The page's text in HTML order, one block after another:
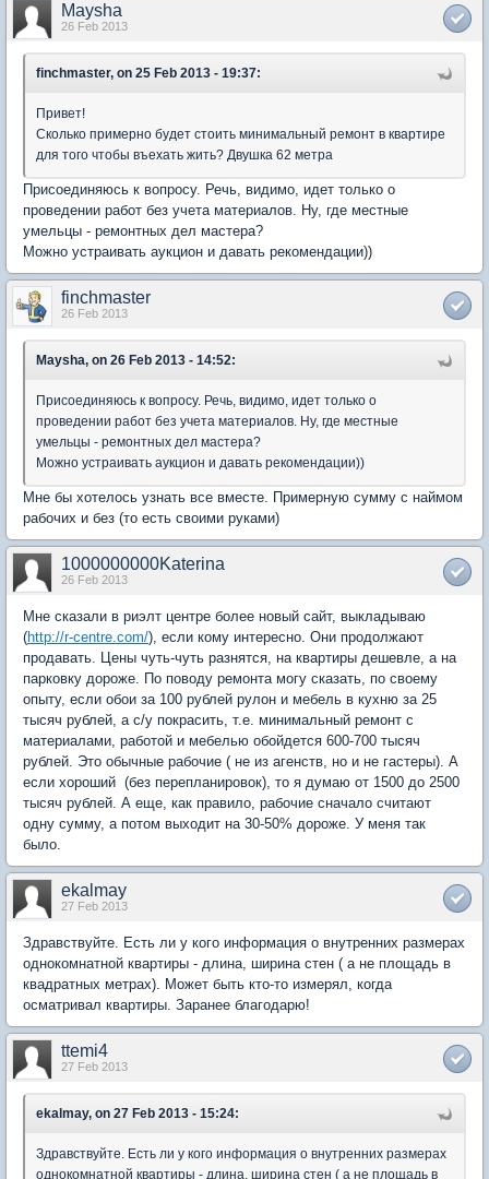
Maysha
26 Feb 2013
finchmaster, on 25 Feb 2013 - 19:37:
Привет!
Сколько примерно будет стоить минимальный ремонт в квартире
для того чтобы въехать жить? Двушка 62 метра
Присоединяюсь к вопросу. Речь, видимо, идет только о
проведении работ без учета материалов. Ну, где местные
умельцы - ремонтных дел мастера?
Можно устраивать аукцион и давать рекомендации))
finchmaster
26 Feb 2013
Maysha, on 26 Feb 2013 - 14:52:
Присоединяюсь к вопросу. Речь, видимо, идет только о
проведении работ без учета материалов. Ну, где местные
умельцы - ремонтных дел мастера?
Можно устраивать аукцион и давать рекомендации))
Мне бы хотелось узнать все вместе. Примерную сумму с наймом
рабочих и без (то есть своими руками)
1000000000Katerina
26 Feb 2013
Мне сказали в риэлт центре более новый сайт, выкладываю
(http://r-centre.com/), если кому интересно. Они продолжают
продавать. Цены чуть-чуть разнятся, на квартиры дешевле, а на
парковку дороже. По поводу ремонта могу сказать, по своему
опыту, если обои за 100 рублей рулон и мебель в кухню за 25
тысяч рублей, а с/у покрасить, т.е. минимальный ремонт с
материалами, работой и мебелью обойдется 600-700 тысяч
рублей. Это обычные рабочие ( не из агенств, но и не гастеры). А
если хороший (без перепланировок), то я думаю от 1500 до 2500
тысяч рублей. А еще, как правило, рабочие сначало считают
одну сумму, а потом выходит на 30-50% дороже. У меня так
было.
ekalmay
27 Feb 2013
Здравствуйте. Есть ли у кого информация о внутренних размерах
однокомнатной квартиры - длина, ширина стен ( а не площадь в
квадратных метрах). Может быть кто-то измерял, когда
осматривал квартиры. Заранее благодарю!
ttemi4
27 Feb 2013
ekalmay, on 27 Feb 2013 - 15:24:
Здравствуйте. Есть ли у кого информация о внутренних размерах
однокомнатной квартиры - длина, ширина стен ( а не площадь в